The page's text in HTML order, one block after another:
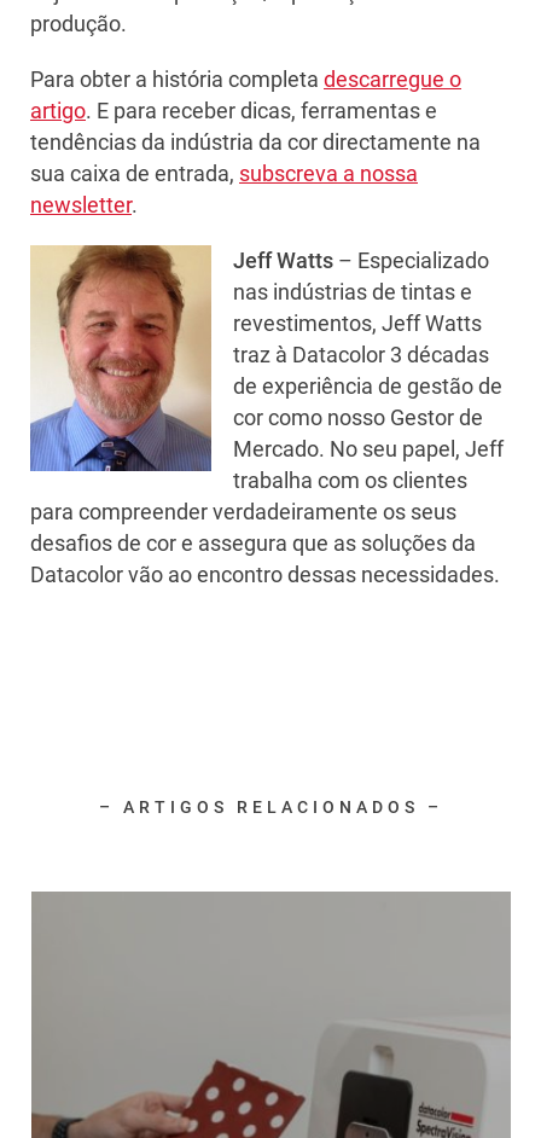
produção.
Para obter a história completa descarregue o
artigo. E para receber dicas, ferramentas e
tendências da indústria da cor directamente na
sua caixa de entrada, subscreva a nossa
newsletter.
Jeff Watts – Especializado
nas indústrias de tintas e
revestimentos, Jeff Watts
traz à Datacolor 3 décadas
de experiência de gestão de
cor como nosso Gestor de
Mercado. No seu papel, Jeff
trabalha com os clientes
para compreender verdadeiramente os seus
desafios de cor e assegura que as soluções da
Datacolor vão ao encontro dessas necessidades.
– ARTIGOS RELACIONADOS –